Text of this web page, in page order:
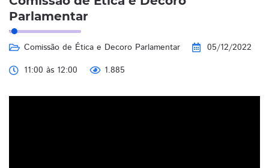
Parlamentar
Comissão de Ética e Decoro Parlamentar
05/12/2022
11:00 às 12:00
1.885